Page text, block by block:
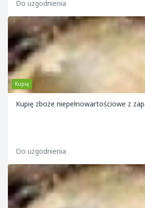
Do uzgodnienia
Kupię
Kupię zboże niepełnowartościowe z
Do uzgodnienia